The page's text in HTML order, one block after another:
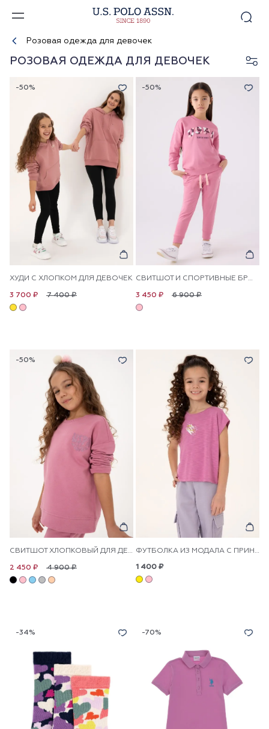
Розовая одежда для девочек
РОЗОВАЯ ОДЕЖДА ДЛЯ ДЕВОЧЕК
-50%
ХУДИ С ХЛОПКОМ ДЛЯ ДЕВОЧЕК
7 400 ₽
3 700 ₽
-50%
СВИТШОТ И СПОРТИВНЫЕ БРЮКИ ДЛЯ ДЕВОЧЕК
6 900 ₽
3 450 ₽
-50%
СВИТШОТ ХЛОПКОВЫЙ ДЛЯ ДЕВОЧЕК
4 900 ₽
2 450 ₽
ФУТБОЛКА ИЗ МОДАЛА С ПРИНТОМ ДЛЯ ДЕВОЧЕК
1 400 ₽
-34% -70%